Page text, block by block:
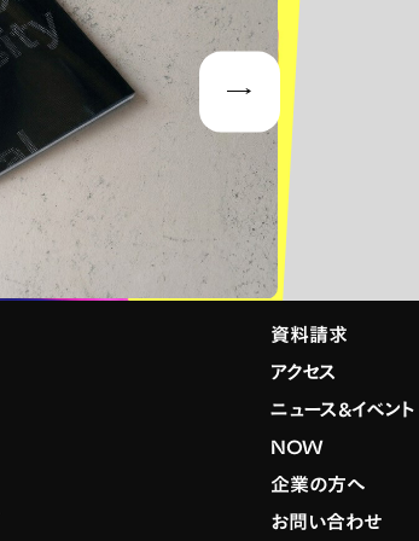
資料請求
アクセス
ニュース&イベント
NOW
企業の方へ
お問い合わせ